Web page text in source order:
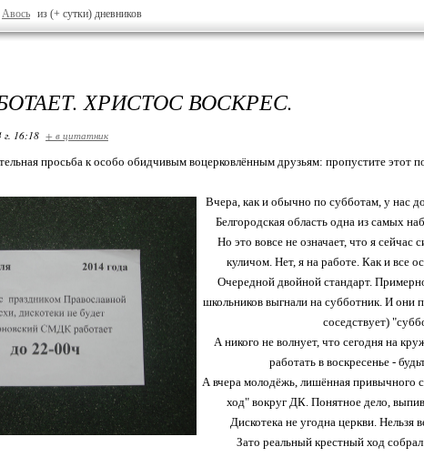
Авось из (+ сутки) дневников
ХРИСТОС ВОСКРЕС.
г. 16:18 + в цитатник
просьба к особо обидчивым воцерковлённым друзьям: пропустите этот
Вчера, как и обычно по субботам, у нас
Белгородская область одна из самых
Но это вовсе не означает, что я
куличом. Нет, я на работе. Как и все
Очередной двойной стандарт.
школьников выгнали на субботник. И они
соседствует)
А никого не волнует, что сегодня на
работать в воскресенье -
А вчера молодёжь, лишённая привычного
ход" вокруг ДК. Понятное дело,
Дискотека не угодна церкви. Нельзя
Зато реальный крестный ход